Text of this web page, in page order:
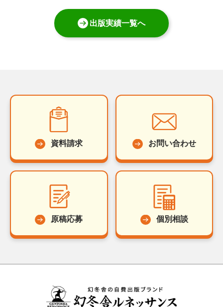
出版実績一覧へ
資料請求 お問い合わせ
原稿応募 個別相談